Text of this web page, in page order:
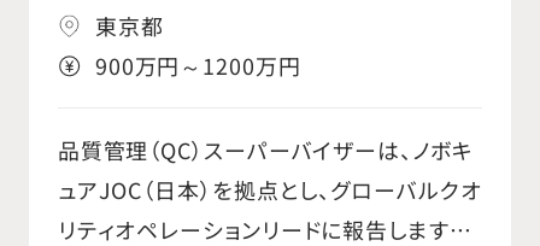
に病院や他部署と連携し、デバイスの手配
を行う ○PMSアンケートの説明および回収
功事例の共有や有効なフィードバックを提
供 ○国内出張があります（宿泊を伴う場合
あり）
東京都
900万円～1200万円
品質管理（QC）スーパーバイザーは、ノボキ
ュアJOC（日本）を拠点とし、グローバルクオ
リティオペレーションリードに報告します。